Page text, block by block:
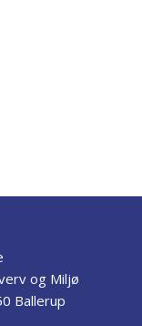
og Miljø
Ballerup